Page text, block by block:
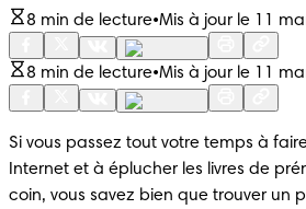
8 min de lecture•Mis à jour le 11
8 min de lecture•Mis à jour le 11
Si vous passez tout votre temps à
Internet et à éplucher les livres de
coin, vous savez bien que trouver un